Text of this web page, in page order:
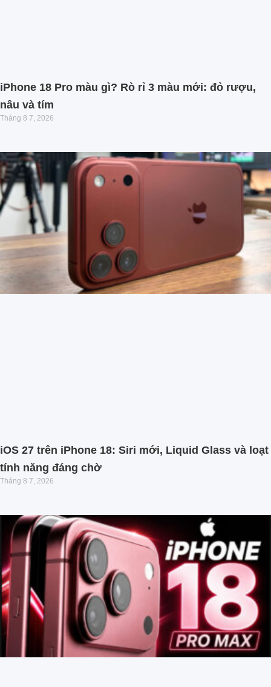
iPhone 18 Pro màu gì? Rò rỉ 3 màu mới: đỏ rượu,
nâu và tím
Tháng 8 7, 2026
iOS 27 trên iPhone 18: Siri mới, Liquid Glass và loạt
tính năng đáng chờ
Tháng 8 7, 2026